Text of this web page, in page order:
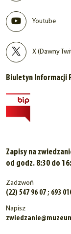
Youtube
X (Dawny
Biuletyn Informacji
Zapisy na
od godz. 8:30 do
Zadzwoń
(22) 547 96 07 ; 693
Napisz